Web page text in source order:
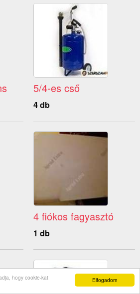
Elfogadom
hogy cookie-kat
5/4-es cső
4 db
4 fiókos fagyasztó
1 db